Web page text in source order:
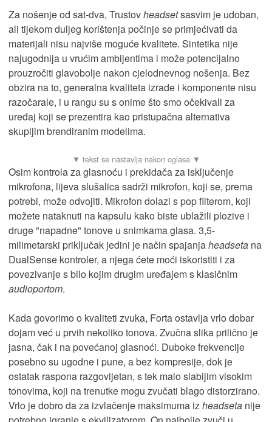
Za nošenje od sat-dva, Trustovheadsetsasvim je udoban,
ali tijekom duljeg korištenja počinje se primjećivati da
materijali nisu najviše moguće kvalitete. Sintetika nije
najugodnija u vrućim ambijentima i može potencijalno
prouzročiti glavobolje nakon cjelodnevnog nošenja. Bez
obzira na to, generalna kvaliteta izrade i komponente nisu
razočarale, i u rangu su s onime što smo očekivali za
uređaj koji se prezentira kao pristupačna alternativa
skupljim brendiranim modelima.
Osim kontrola za glasnoću i prekidača za isključenje
mikrofona, lijeva slušalica sadrži mikrofon, koji se, prema
potrebi, može odvojiti. Mikrofon dolazi s pop filterom, koji
možete nataknuti na kapsulu kako biste ublažili plozive i
druge "napadne" tonove u snimkama glasa. 3,5-
milimetarski priključak jedini je način spajanjaheadseta na
DualSense kontroler, a njega ćete moći iskoristiti i za
povezivanje s bilo kojim drugim uređajem s klasičnim
audioportom.
Kada govorimo o kvaliteti zvuka, Forta ostavlja vrlo dobar
dojam već u prvih nekoliko tonova. Zvučna slika prilično je
jasna, čak i na povećanoj glasnoći. Duboke frekvencije
posebno su ugodne i pune, a bez kompresije, dok je
ostatak raspona razgovijetan, s tek malo slabijim visokim
tonovima, koji na trenutke mogu zvučati blago distorzirano.
Vrlo je dobro da za izvlačenje maksimuma izheadseta nije